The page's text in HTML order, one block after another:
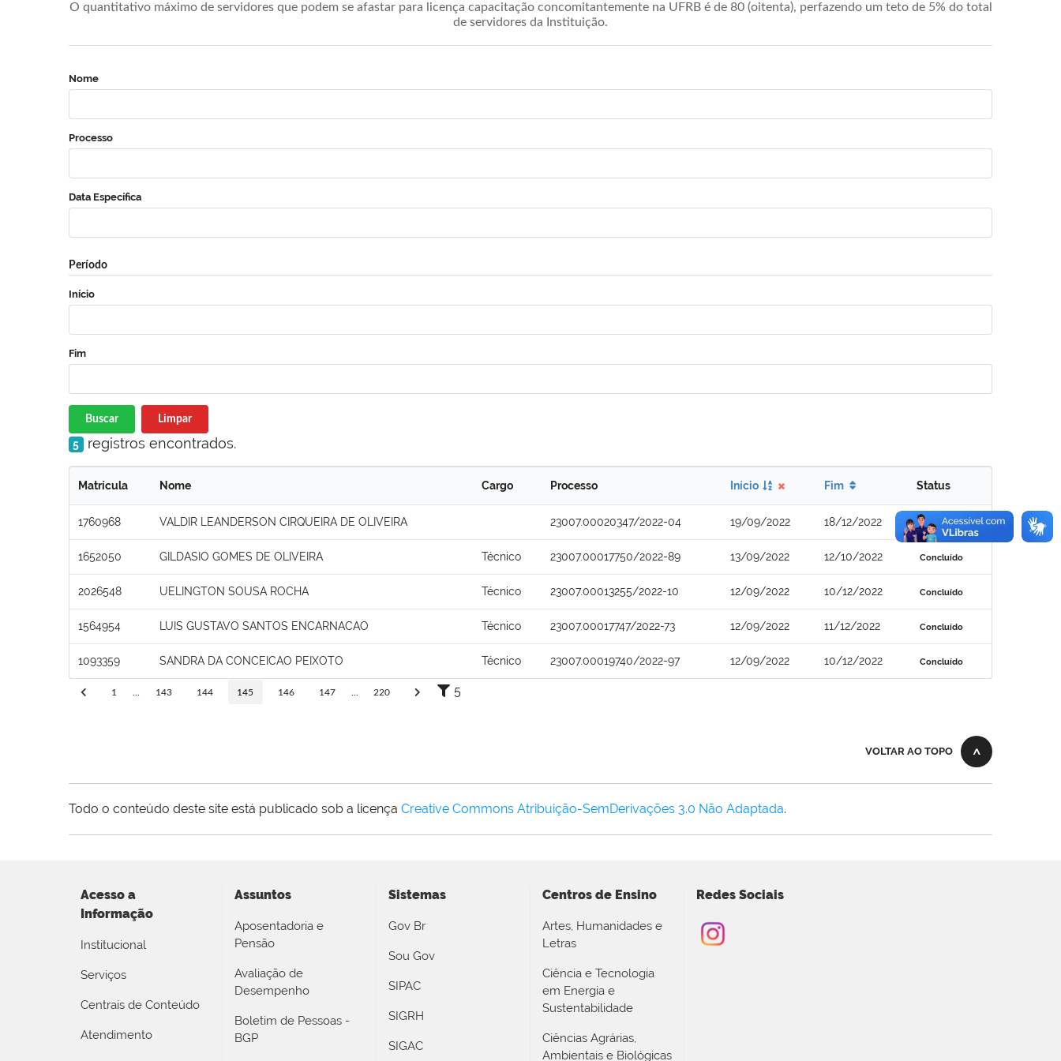
O quantitativo máximo de servidores que podem se afastar para licença capacitação concomitantemente na UFRB é de 80 (oitenta), perfazendo um teto de 5% do total
de servidores da Instituição.
Nome
Processo
Data Específica
Período
Início
Fim
Buscar Limpar
5 registros encontrados.
Matrícula Nome Cargo Processo Início Fim Status
1760968 VALDIR LEANDERSON CIRQUEIRA DE OLIVEIRA 23007.00020347/2022-04 19/09/2022 18/12/2022 Concluído
1652050 GILDASIO GOMES DE OLIVEIRA Técnico 23007.00017750/2022-89 13/09/2022 12/10/2022 Concluído
2026548 UELINGTON SOUSA ROCHA Técnico 23007.00013255/2022-10 12/09/2022 10/12/2022 Concluído
1564954 LUIS GUSTAVO SANTOS ENCARNACAO Técnico 23007.00017747/2022-73 12/09/2022 11/12/2022 Concluído
1093359 SANDRA DA CONCEICAO PEIXOTO Técnico 23007.00019740/2022-97 12/09/2022 10/12/2022 Concluído
1 143 144 145 146 147 220 5
VOLTAR AO TOPO
Todo o conteúdo deste site está publicado sob a licença Creative Commons Atribuição-SemDerivações 3.0 Não Adaptada.
Acesso a
Informação
Institucional
Serviços
Centrais de Conteúdo
Atendimento
Assuntos
Aposentadoria e
Pensão
Avaliação de
Desempenho
Boletim de Pessoas -
BGP
Sistemas
Gov Br
Sou Gov
SIPAC
SIGRH
SIGAC
Centros de Ensino
Artes, Humanidades e
Letras
Ciência e Tecnologia
em Energia e
Sustentabilidade
Ciências Agrárias,
Ambientais e Biológicas
Redes Sociais